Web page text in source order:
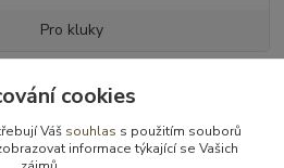
Pro kluky
cookies
Váš souhlas s použitím souborů
informace týkající se Vašich